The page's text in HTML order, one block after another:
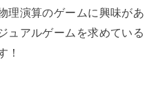
理演算のゲームに興味があ
ュアルゲームを求めている
！